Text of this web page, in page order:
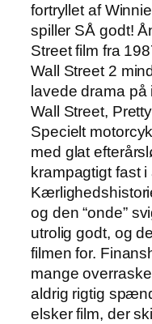
fortryllet af
spiller SÅ godt!
Street film fra
Wall Street 2
lavede drama på
Wall Street,
Specielt
med glat
krampagtigt fast
og den “onde”
utrolig godt, og
filmen for.
mange
aldrig rigtig
elsker film, der